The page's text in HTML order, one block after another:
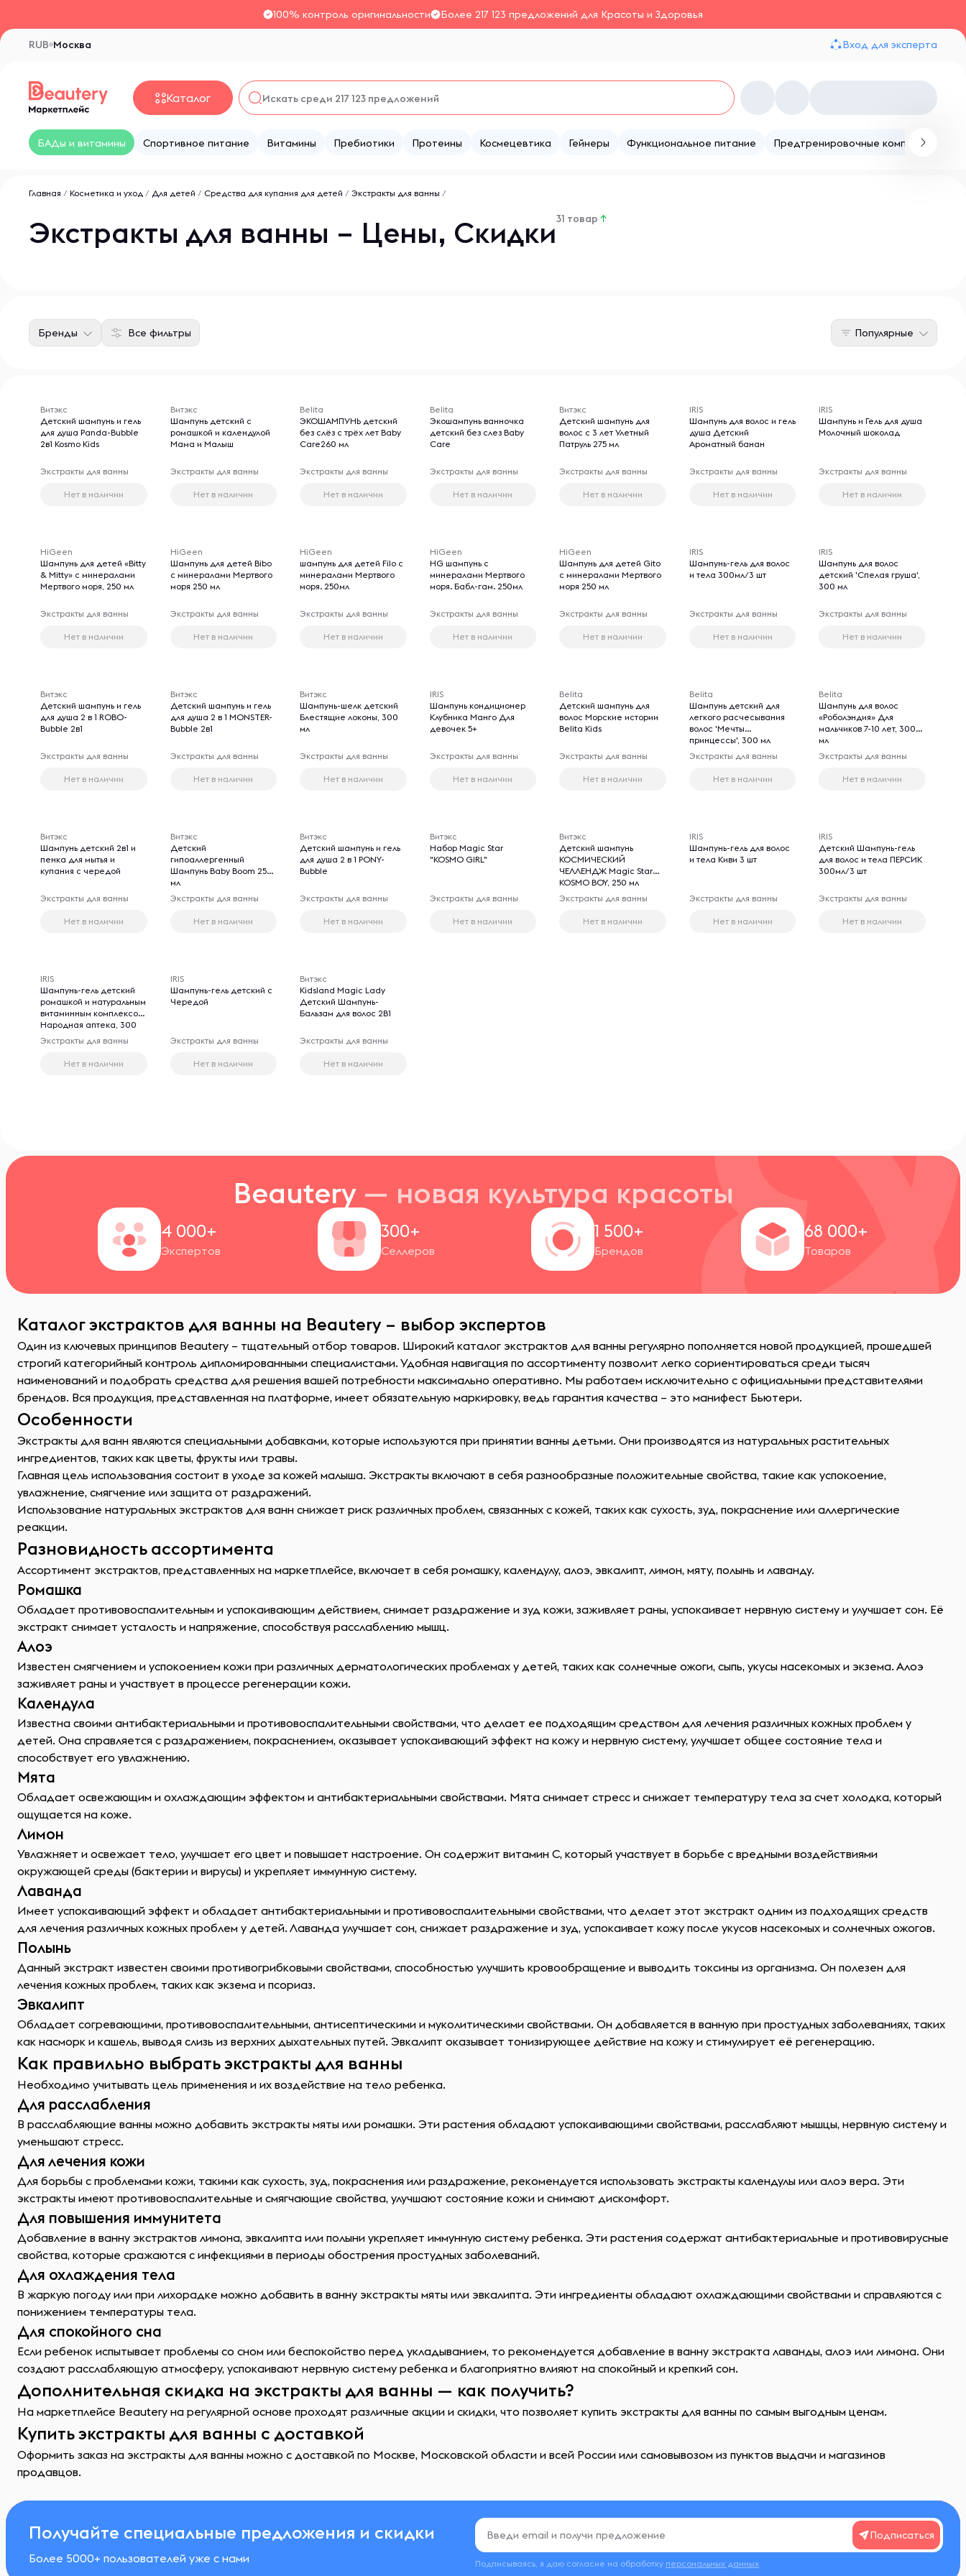
100% контроль оригинальности Более 217 123 предложений для Красоты и Здоровья
Москва
RUB Вход для эксперта
Каталог
БАДы и витамины Спортивное питание Витамины Пребиотики Протеины Космецевтика Гейнеры Функциональное питание Предтренировочные комплексы
Главная / Косметика и уход / Для детей / Средства для купания для детей / Экстракты для ванны /
Экстракты для ванны – Цены, Скидки31 товар ↑
Все фильтры
Бренды Популярные
Витэкс
Детский шампунь и гель
для душа Panda-Bubble
2в1 Kosmo Kids
Экстракты для ванны
Нет в наличии
Витэкс
Шампунь детский с
ромашкой и календулой
Мама и Малыш
Экстракты для ванны
Нет в наличии
Belita
ЭКОШАМПУНЬ детский
без слёз с трёх лет Baby
Care260 мл
Экстракты для ванны
Нет в наличии
Belita
Экошампунь ванночка
детский без слез Baby
Care
Экстракты для ванны
Нет в наличии
Витэкс
Детский шампунь для
волос с 3 лет Улетный
Патруль 275 мл
Экстракты для ванны
Нет в наличии
IRIS
Шампунь для волос и гель
душа Детский
Ароматный банан
Экстракты для ванны
Нет в наличии
IRIS
Шампунь и Гель для душа
Молочный шоколад
Экстракты для ванны
Нет в наличии
HiGeen
Шампунь для детей «Bitty
& Mitty» с минералами
Мертвого моря, 250 мл
Экстракты для ванны
Нет в наличии
HiGeen
Шампунь для детей Bibo
с минералами Мертвого
моря 250 мл
Экстракты для ванны
Нет в наличии
HiGeen
шампунь для детей Filo с
минералами Мертвого
моря. 250мл
Экстракты для ванны
Нет в наличии
HiGeen
HG шампунь с
минералами Мертвого
моря. Бабл-гам. 250мл
Экстракты для ванны
Нет в наличии
HiGeen
Шампунь для детей Gito
с минералами Мертвого
моря 250 мл
Экстракты для ванны
Нет в наличии
IRIS
Шампунь-гель для волос
и тела 300мл/3 шт
Экстракты для ванны
Нет в наличии
IRIS
Шампунь для волос
детский 'Спелая груша',
300 мл
Экстракты для ванны
Нет в наличии
Витэкс
Детский шампунь и гель
для душа 2 в 1 ROBO-
Bubble 2в1
Экстракты для ванны
Нет в наличии
Витэкс
Детский шампунь и гель
для душа 2 в 1 MONSTER-
Bubble 2в1
Экстракты для ванны
Нет в наличии
Витэкс
Шампунь-шелк детский
Блестящие локоны, 300
мл
Экстракты для ванны
Нет в наличии
IRIS
Шампунь кондиционер
Клубника Манго Для
девочек 5+
Экстракты для ванны
Нет в наличии
Belita
Детский шампунь для
волос Морские истории
Belita Kids
Экстракты для ванны
Нет в наличии
Belita
Шампунь детский для
легкого расчесывания
волос 'Мечты
принцессы', 300 мл
Экстракты для ванны
Нет в наличии
Belita
Шампунь для волос
«Роболэндия» Для
мальчиков 7-10 лет, 300
мл
Экстракты для ванны
Нет в наличии
Витэкс
Шампунь детский 2в1 и
пенка для мытья и
купания с чередой
Экстракты для ванны
Нет в наличии
Витэкс
Детский
гипоаллергенный
Шампунь Baby Boom 250
мл
Экстракты для ванны
Нет в наличии
Витэкс
Детский шампунь и гель
для душа 2 в 1 PONY-
Bubble
Экстракты для ванны
Нет в наличии
Витэкс
Набор Magic Star
"KOSMO GIRL"
Экстракты для ванны
Нет в наличии
Витэкс
Детский шампунь
КОСМИЧЕСКИЙ
ЧЕЛЛЕНДЖ Magic Star
KOSMO BOY, 250 мл
Экстракты для ванны
Нет в наличии
IRIS
Шампунь-гель для волос
и тела Киви 3 шт
Экстракты для ванны
Нет в наличии
IRIS
Детский Шампунь-гель
для волос и тела ПЕРСИК
300мл/3 шт
Экстракты для ванны
Нет в наличии
IRIS
Шампунь-гель детский
ромашкой и натуральным
витаминным комплексом
Народная аптека, 300
мл
Экстракты для ванны
Нет в наличии
IRIS
Шампунь-гель детский с
Чередой
Экстракты для ванны
Нет в наличии
Витэкс
Kidsland Magic Lady
Детский Шампунь-
Бальзам для волос 2В1
Экстракты для ванны
Нет в наличии
Beautery — новая культура красоты
4 000+
Экспертов
300+
Селлеров
1 500+
Брендов
68 000+
Товаров
Каталог экстрактов для ванны на Beautery – выбор экспертов
Один из ключевых принципов Beautery – тщательный отбор товаров. Широкий каталог экстрактов для ванны регулярно пополняется новой продукцией, прошедшей
строгий категорийный контроль дипломированными специалистами. Удобная навигация по ассортименту позволит легко сориентироваться среди тысяч
наименований и подобрать средства для решения вашей потребности максимально оперативно. Мы работаем исключительно с официальными представителями
брендов. Вся продукция, представленная на платформе, имеет обязательную маркировку, ведь гарантия качества – это манифест Бьютери.
Особенности
Экстракты для ванн являются специальными добавками, которые используются при принятии ванны детьми. Они производятся из натуральных растительных
ингредиентов, таких как цветы, фрукты или травы.
Главная цель использования состоит в уходе за кожей малыша. Экстракты включают в себя разнообразные положительные свойства, такие как успокоение,
увлажнение, смягчение или защита от раздражений.
Использование натуральных экстрактов для ванн снижает риск различных проблем, связанных с кожей, таких как сухость, зуд, покраснение или аллергические
реакции.
Разновидность ассортимента
Ассортимент экстрактов, представленных на маркетплейсе, включает в себя ромашку, календулу, алоэ, эвкалипт, лимон, мяту, полынь и лаванду.
Ромашка
Обладает противовоспалительным и успокаивающим действием, снимает раздражение и зуд кожи, заживляет раны, успокаивает нервную систему и улучшает сон. Её
экстракт снимает усталость и напряжение, способствуя расслаблению мышц.
Алоэ
Известен смягчением и успокоением кожи при различных дерматологических проблемах у детей, таких как солнечные ожоги, сыпь, укусы насекомых и экзема. Алоэ
заживляет раны и участвует в процессе регенерации кожи.
Календула
Известна своими антибактериальными и противовоспалительными свойствами, что делает ее подходящим средством для лечения различных кожных проблем у
детей. Она справляется с раздражением, покраснением, оказывает успокаивающий эффект на кожу и нервную систему, улучшает общее состояние тела и
способствует его увлажнению.
Мята
Обладает освежающим и охлаждающим эффектом и антибактериальными свойствами. Мята снимает стресс и снижает температуру тела за счет холодка, который
ощущается на коже.
Лимон
Увлажняет и освежает тело, улучшает его цвет и повышает настроение. Он содержит витамин С, который участвует в борьбе с вредными воздействиями
окружающей среды (бактерии и вирусы) и укрепляет иммунную систему.
Лаванда
Имеет успокаивающий эффект и обладает антибактериальными и противовоспалительными свойствами, что делает этот экстракт одним из подходящих средств
для лечения различных кожных проблем у детей. Лаванда улучшает сон, снижает раздражение и зуд, успокаивает кожу после укусов насекомых и солнечных ожогов.
Полынь
Данный экстракт известен своими противогрибковыми свойствами, способностью улучшить кровообращение и выводить токсины из организма. Он полезен для
лечения кожных проблем, таких как экзема и псориаз.
Эвкалипт
Обладает согревающими, противовоспалительными, антисептическими и муколитическими свойствами. Он добавляется в ванную при простудных заболеваниях, таких
как насморк и кашель, выводя слизь из верхних дыхательных путей. Эвкалипт оказывает тонизирующее действие на кожу и стимулирует её регенерацию.
Как правильно выбрать экстракты для ванны
Необходимо учитывать цель применения и их воздействие на тело ребенка.
Для расслабления
В расслабляющие ванны можно добавить экстракты мяты или ромашки. Эти растения обладают успокаивающими свойствами, расслабляют мышцы, нервную систему и
уменьшают стресс.
Для лечения кожи
Для борьбы с проблемами кожи, такими как сухость, зуд, покраснения или раздражение, рекомендуется использовать экстракты календулы или алоэ вера. Эти
экстракты имеют противовоспалительные и смягчающие свойства, улучшают состояние кожи и снимают дискомфорт.
Для повышения иммунитета
Добавление в ванну экстрактов лимона, эвкалипта или полыни укрепляет иммунную систему ребенка. Эти растения содержат антибактериальные и противовирусные
свойства, которые сражаются с инфекциями в периоды обострения простудных заболеваний.
Для охлаждения тела
В жаркую погоду или при лихорадке можно добавить в ванну экстракты мяты или эвкалипта. Эти ингредиенты обладают охлаждающими свойствами и справляются с
понижением температуры тела.
Для спокойного сна
Если ребенок испытывает проблемы со сном или беспокойство перед укладыванием, то рекомендуется добавление в ванну экстракта лаванды, алоэ или лимона. Они
создают расслабляющую атмосферу, успокаивают нервную систему ребенка и благоприятно влияют на спокойный и крепкий сон.
Дополнительная скидка на экстракты для ванны — как получить?
На маркетплейсе Beautery на регулярной основе проходят различные акции и скидки, что позволяет купить экстракты для ванны по самым выгодным ценам.
Купить экстракты для ванны с доставкой
Оформить заказ на экстракты для ванны можно с доставкой по Москве, Московской области и всей России или самовывозом из пунктов выдачи и магазинов
продавцов.
Получайте специальные предложения и скидки
Более 5000+ пользователей уже с нами
Подписаться
Подписываясь, я даю согласие на обработку персональных данных